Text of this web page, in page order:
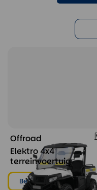
Offroad
Elektro 4x4
terreinvoertuig
Bekijken & huren